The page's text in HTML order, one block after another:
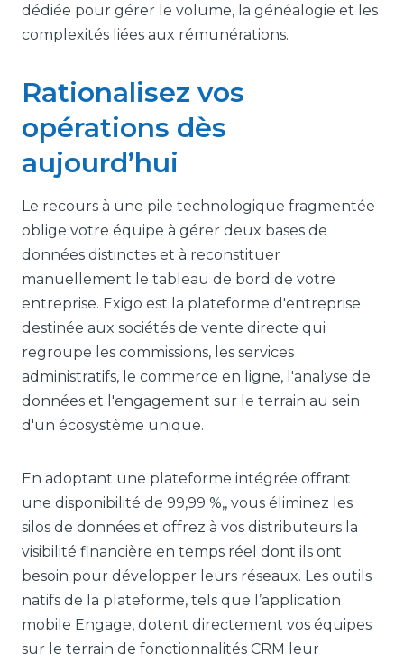
dédiée pour gérer le volume, la généalogie et les
complexités liées aux rémunérations.
Rationalisez vos
opérations dès
aujourd’hui
Le recours à une pile technologique fragmentée
oblige votre équipe à gérer deux bases de
données distinctes et à reconstituer
manuellement le tableau de bord de votre
entreprise. Exigo est la plateforme d'entreprise
destinée aux sociétés de vente directe qui
regroupe les commissions, les services
administratifs, le commerce en ligne, l'analyse de
données et l'engagement sur le terrain au sein
d'un écosystème unique.
En adoptant une plateforme intégrée offrant
une disponibilité de 99,99 %,, vous éliminez les
silos de données et offrez à vos distributeurs la
visibilité financière en temps réel dont ils ont
besoin pour développer leurs réseaux. Les outils
natifs de la plateforme, tels que l’application
mobile Engage, dotent directement vos équipes
sur le terrain de fonctionnalités CRM leur